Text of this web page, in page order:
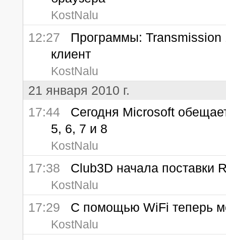
KostNalu
12:27 Программы: Transmission
клиент
KostNalu
21 января 2010 г.
17:44 Сегодня Microsoft
5, 6, 7 и 8
KostNalu
17:38 Club3D начала поставки
KostNalu
17:29 С помощью WiFi теперь
KostNalu